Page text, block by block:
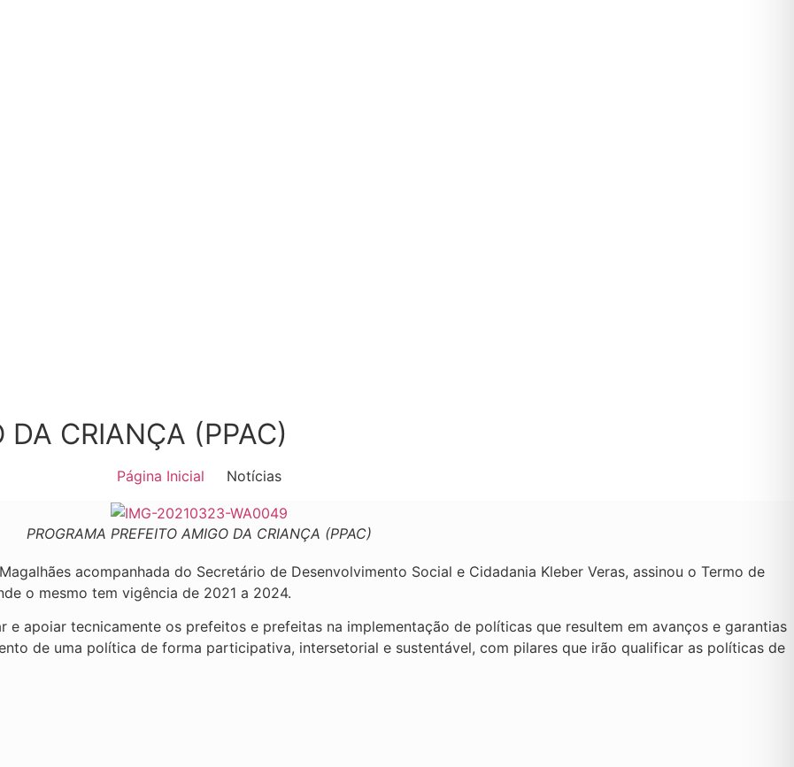
DA CRIANÇA (PPAC)
Página Inicial Notícias
PROGRAMA PREFEITO AMIGO DA CRIANÇA (PPAC)
acompanhada do Secretário de Desenvolvimento Social e Cidadania Kleber Veras, assinou o Termo de
o mesmo tem vigência de 2021 a 2024.
apoiar tecnicamente os prefeitos e prefeitas na implementação de políticas que resultem em avanços e garantias
de uma política de forma participativa, intersetorial e sustentável, com pilares que irão qualificar as políticas de